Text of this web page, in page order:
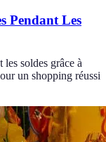
Pendant Les
soldes grâce à
un shopping réussi